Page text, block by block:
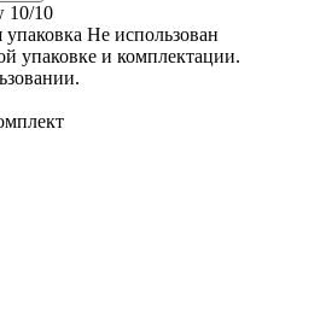
10/10
упаковка Не использован
упаковке и комплектации.